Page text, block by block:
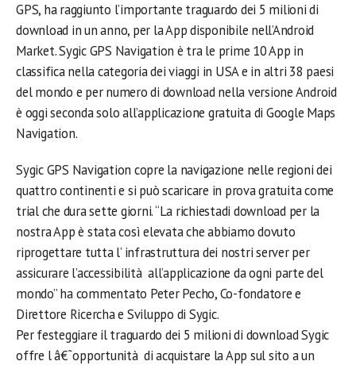
GPS, ha raggiunto l’importante traguardo dei 5 milioni di
download in un anno, per la App disponibile nell’Android
Market. Sygic GPS Navigation è tra le prime 10 App in
classifica nella categoria dei viaggi in USA e in altri 38 paesi
del mondo e per numero di download nella versione Android
è oggi seconda solo all’applicazione gratuita di Google Maps
Navigation.
Sygic GPS Navigation copre la navigazione nelle regioni dei
quattro continenti e si può scaricare in prova gratuita come
trial che dura sette giorni. “La richiestadi download per la
nostra App è stata così elevata che abbiamo dovuto
riprogettare tutta l’ infrastruttura dei nostri server per
assicurare l’accessibilità all’applicazione da ogni parte del
mondo” ha commentato Peter Pecho, Co-fondatore e
Direttore Ricercha e Sviluppo di Sygic.
Per festeggiare il traguardo dei 5 milioni di download Sygic
offre l â€˜opportunità di acquistare la App sul sito a un